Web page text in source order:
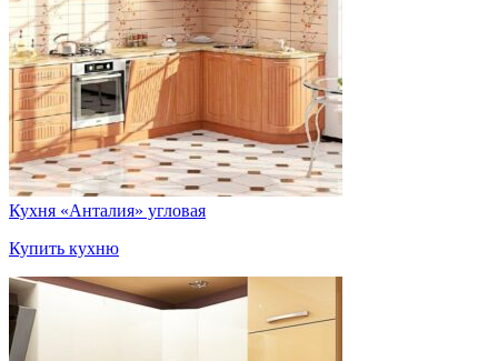
Кухня «Анталия» угловая
Купить кухню